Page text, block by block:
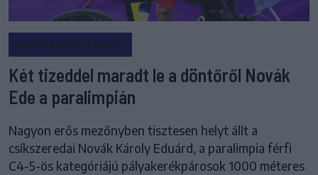
NOVÁK KÁROLY EDUÁRD
Két tizeddel maradt le a döntőről Novák
Ede a paralimpián
Nagyon erős mezőnyben tisztesen helyt állt a
csíkszeredai Novák Károly Eduárd, a paralimpia férfi
C4-5-ös kategóriájú pályakerékpárosok 1000 méteres